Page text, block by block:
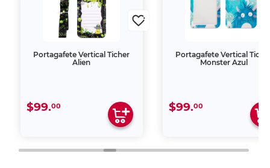
Portagafete Vertical Ticher
Alien
$99.00
Portagafete Vertical
Monster Azul
$99.00